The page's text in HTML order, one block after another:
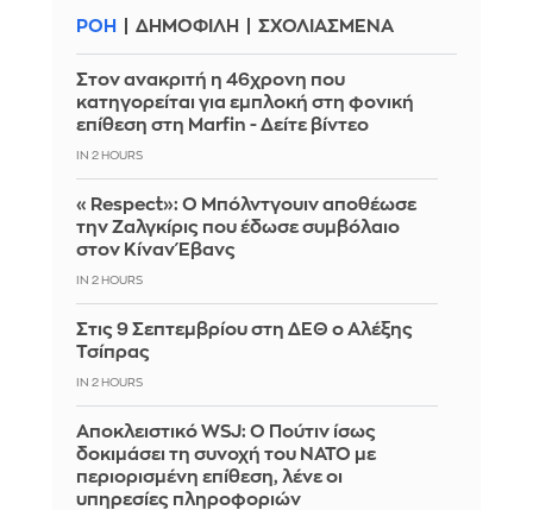
ΡΟΗ ΔΗΜΟΦΙΛΗ ΣΧΟΛΙΑΣΜΕΝΑ
Στον ανακριτή η 46χρονη που
κατηγορείται για εμπλοκή στη φονική
επίθεση στη Marfin - Δείτε βίντεο
IN 2 HOURS
«Respect»: Ο Μπόλντγουιν αποθέωσε
την Ζαλγκίρις που έδωσε συμβόλαιο
στον Κίναν Έβανς
IN 2 HOURS
Στις 9 Σεπτεμβρίου στη ΔΕΘ ο Αλέξης
Τσίπρας
IN 2 HOURS
Αποκλειστικό WSJ: Ο Πούτιν ίσως
δοκιμάσει τη συνοχή του ΝΑΤΟ με
περιορισμένη επίθεση, λένε οι
υπηρεσίες πληροφοριών